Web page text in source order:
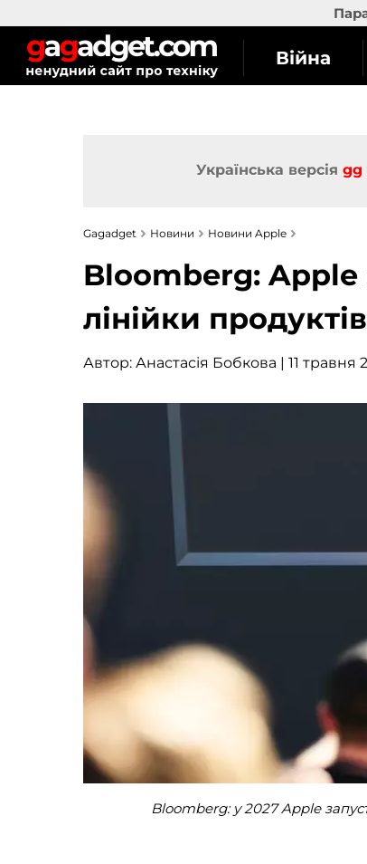
Війна
Українська версія gg
Gagadget Новини Новини Apple
Bloomberg: Apple
лінійки
Автор: Анастасія Бобкова | 11 травня
Bloomberg: у 2027 Apple